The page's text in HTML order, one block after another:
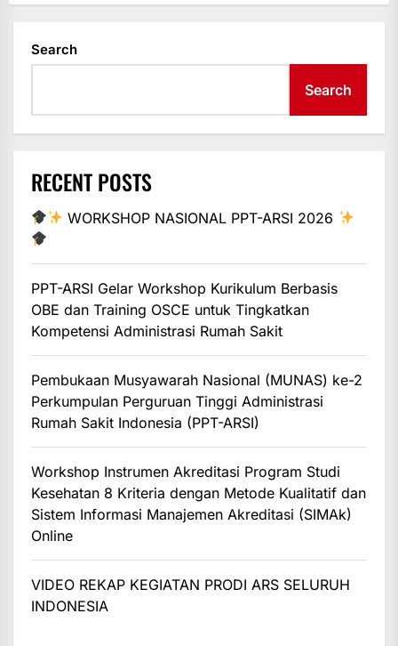
Search
Search
RECENT POSTS
WORKSHOP NASIONAL PPT-ARSI 2026
PPT-ARSI Gelar Workshop Kurikulum Berbasis
OBE dan Training OSCE untuk Tingkatkan
Kompetensi Administrasi Rumah Sakit
Pembukaan Musyawarah Nasional (MUNAS) ke-2
Perkumpulan Perguruan Tinggi Administrasi
Rumah Sakit Indonesia (PPT-ARSI)
Workshop Instrumen Akreditasi Program Studi
Kesehatan 8 Kriteria dengan Metode Kualitatif dan
Sistem Informasi Manajemen Akreditasi (SIMAk)
Online
VIDEO REKAP KEGIATAN PRODI ARS SELURUH
INDONESIA